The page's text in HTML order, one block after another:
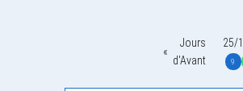
Jours
d'Avant
25/
9